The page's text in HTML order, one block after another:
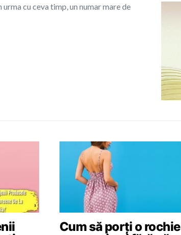
urma cu ceva timp, un numar mare de
Cum să porți o rochie